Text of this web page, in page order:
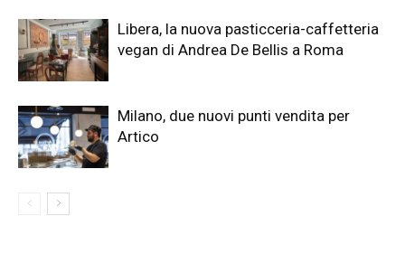
Libera, la nuova pasticceria-caffetteria
vegan di Andrea De Bellis a Roma
Milano, due nuovi punti vendita per
Artico